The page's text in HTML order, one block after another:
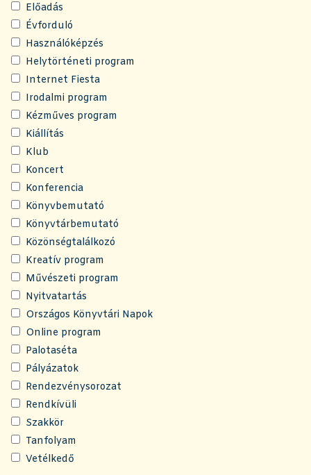
Előadás
Évforduló
Használóképzés
Helytörténeti program
Internet Fiesta
Irodalmi program
Kézműves program
Kiállítás
Klub
Koncert
Konferencia
Könyvbemutató
Könyvtárbemutató
Közönségtalálkozó
Kreatív program
Művészeti program
Nyitvatartás
Országos Könyvtári Napok
Online program
Palotaséta
Pályázatok
Rendezvénysorozat
Rendkívüli
Szakkör
Tanfolyam
Vetélkedő